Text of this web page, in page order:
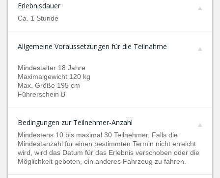
Erlebnisdauer
Ca. 1 Stunde
Allgemeine Voraussetzungen für die Teilnahme
Mindestalter 18 Jahre
Maximalgewicht 120 kg
Max. Größe 195 cm
Führerschein B
Bedingungen zur Teilnehmer-Anzahl
Mindestens 10 bis maximal 30 Teilnehmer. Falls die
Mindestanzahl für einen bestimmten Termin nicht erreicht
wird, wird das Datum für das Erlebnis verschoben oder die
Möglichkeit geboten, ein anderes Fahrzeug zu fahren.